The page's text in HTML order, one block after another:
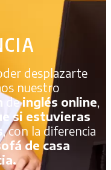
desplazarte
nuestro
deinglés online,
si estuvieras
, con la diferencia
de casa